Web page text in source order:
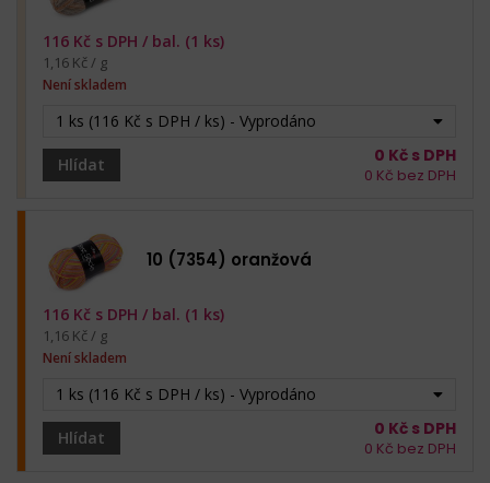
1 ks (116 Kč s DPH / ks) - Vyprodáno
Hlídat
116 Kč s DPH / bal. (1 ks)
1,16 Kč / g
Není skladem
0 Kč s DPH
0 Kč bez DPH
10 (7354) oranžová
1 ks (116 Kč s DPH / ks) - Vyprodáno
Hlídat
116 Kč s DPH / bal. (1 ks)
1,16 Kč / g
Není skladem
0 Kč s DPH
0 Kč bez DPH